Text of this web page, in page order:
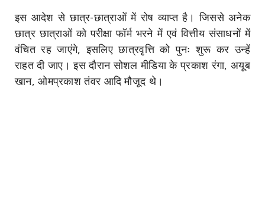
इस आदेश से छात्र-छात्राओं में रोष व्याप्त है। जिससे अनेक
छात्र छात्राओं को परीक्षा फॉर्म भरने में एवं वित्तीय संसाधनों में
वंचित रह जाएंगे, इसलिए छात्रवृत्ति को पुनः शुरू कर उन्हें
राहत दी जाए। इस दौरान सोशल मीडिया के प्रकाश रंगा, अयूब
खान, ओमप्रकाश तंवर आदि मौजूद थे।